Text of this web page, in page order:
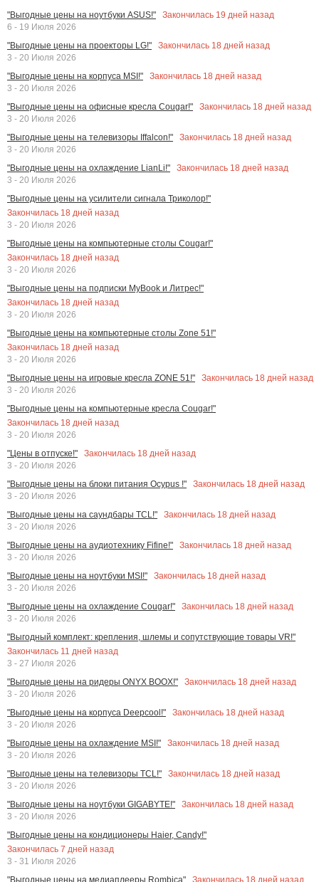
"Выгодные цены на ноутбуки ASUS!"
Закончилась 19 дней назад
6 - 19 Июля 2026
"Выгодные цены на проекторы LG!"
Закончилась 18 дней назад
3 - 20 Июля 2026
"Выгодные цены на корпуса MSI!"
Закончилась 18 дней назад
3 - 20 Июля 2026
"Выгодные цены на офисные кресла Cougar!"
Закончилась 18 дней назад
3 - 20 Июля 2026
"Выгодные цены на телевизоры Iffalcon!"
Закончилась 18 дней назад
3 - 20 Июля 2026
"Выгодные цены на охлаждение LianLi!"
Закончилась 18 дней назад
3 - 20 Июля 2026
"Выгодные цены на усилители сигнала Триколор!"
Закончилась 18 дней назад
3 - 20 Июля 2026
"Выгодные цены на компьютерные столы Cougar!"
Закончилась 18 дней назад
3 - 20 Июля 2026
"Выгодные цены на подписки MyBook и Литрес!"
Закончилась 18 дней назад
3 - 20 Июля 2026
"Выгодные цены на компьютерные столы Zone 51!"
Закончилась 18 дней назад
3 - 20 Июля 2026
"Выгодные цены на игровые кресла ZONE 51!"
Закончилась 18 дней назад
3 - 20 Июля 2026
"Выгодные цены на компьютерные кресла Cougar!"
Закончилась 18 дней назад
3 - 20 Июля 2026
"Цены в отпуске!"
Закончилась 18 дней назад
3 - 20 Июля 2026
"Выгодные цены на блоки питания Ocypus !"
Закончилась 18 дней назад
3 - 20 Июля 2026
"Выгодные цены на саундбары TCL!"
Закончилась 18 дней назад
3 - 20 Июля 2026
"Выгодные цены на аудиотехнику Fifine!"
Закончилась 18 дней назад
3 - 20 Июля 2026
"Выгодные цены на ноутбуки MSI!"
Закончилась 18 дней назад
3 - 20 Июля 2026
"Выгодные цены на охлаждение Cougar!"
Закончилась 18 дней назад
3 - 20 Июля 2026
"Выгодный комплект: крепления, шлемы и сопутствующие товары VR!"
Закончилась 11 дней назад
3 - 27 Июля 2026
"Выгодные цены на ридеры ONYX BOOX!"
Закончилась 18 дней назад
3 - 20 Июля 2026
"Выгодные цены на корпуса Deepcool!"
Закончилась 18 дней назад
3 - 20 Июля 2026
"Выгодные цены на охлаждение MSI!"
Закончилась 18 дней назад
3 - 20 Июля 2026
"Выгодные цены на телевизоры TCL!"
Закончилась 18 дней назад
3 - 20 Июля 2026
"Выгодные цены на ноутбуки GIGABYTE!"
Закончилась 18 дней назад
3 - 20 Июля 2026
"Выгодные цены на кондиционеры Haier, Candy!"
Закончилась 7 дней назад
3 - 31 Июля 2026
"Выгодные цены на медиаплееры Rombica"
Закончилась 18 дней назад